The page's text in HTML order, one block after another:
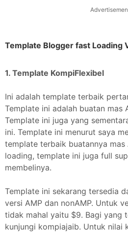
Template Blogger fast Loading
1. Template KompiFlexibel
Ini adalah template terbaik
Template ini adalah buatan mas
Template ini juga yang
ini. Template ini menurut saya
template terbaik buatannya mas
loading, template ini juga full
membelinya.
Template ini sekarang tersedia
versi AMP dan nonAMP. Untuk
tidak mahal yaitu $9. Bagi yang
kunjungi kompiajaib. Untuk nilai